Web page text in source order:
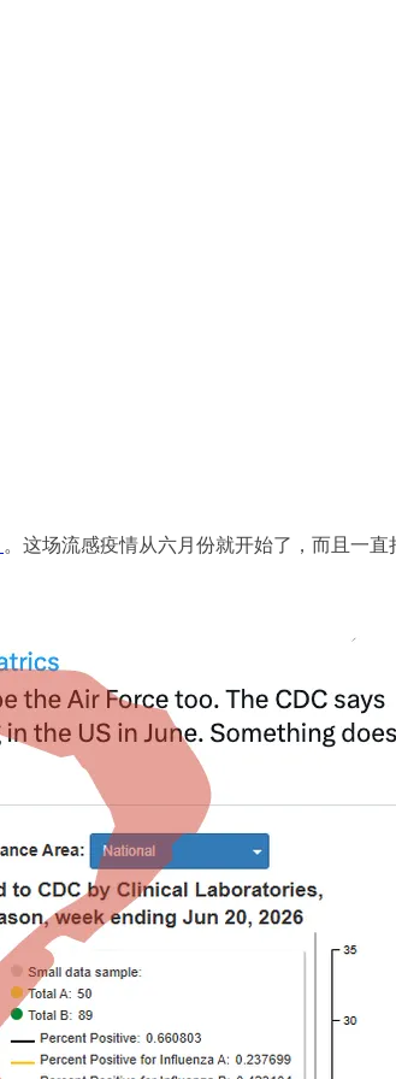
。这场流感疫情从六月份就开始了，而且一直